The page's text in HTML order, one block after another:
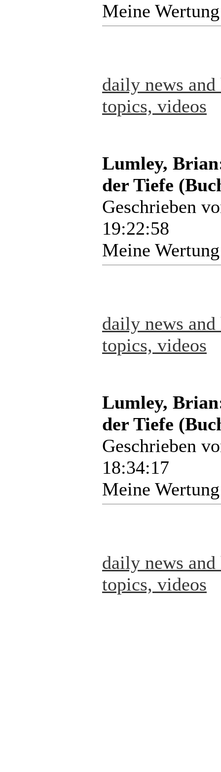
Meine
daily news
topics, videos
Lumley,
der Tiefe
Geschrieben
19:22:58
Meine
daily news
topics, videos
Lumley,
der Tiefe
Geschrieben
18:34:17
Meine
daily news
topics, videos